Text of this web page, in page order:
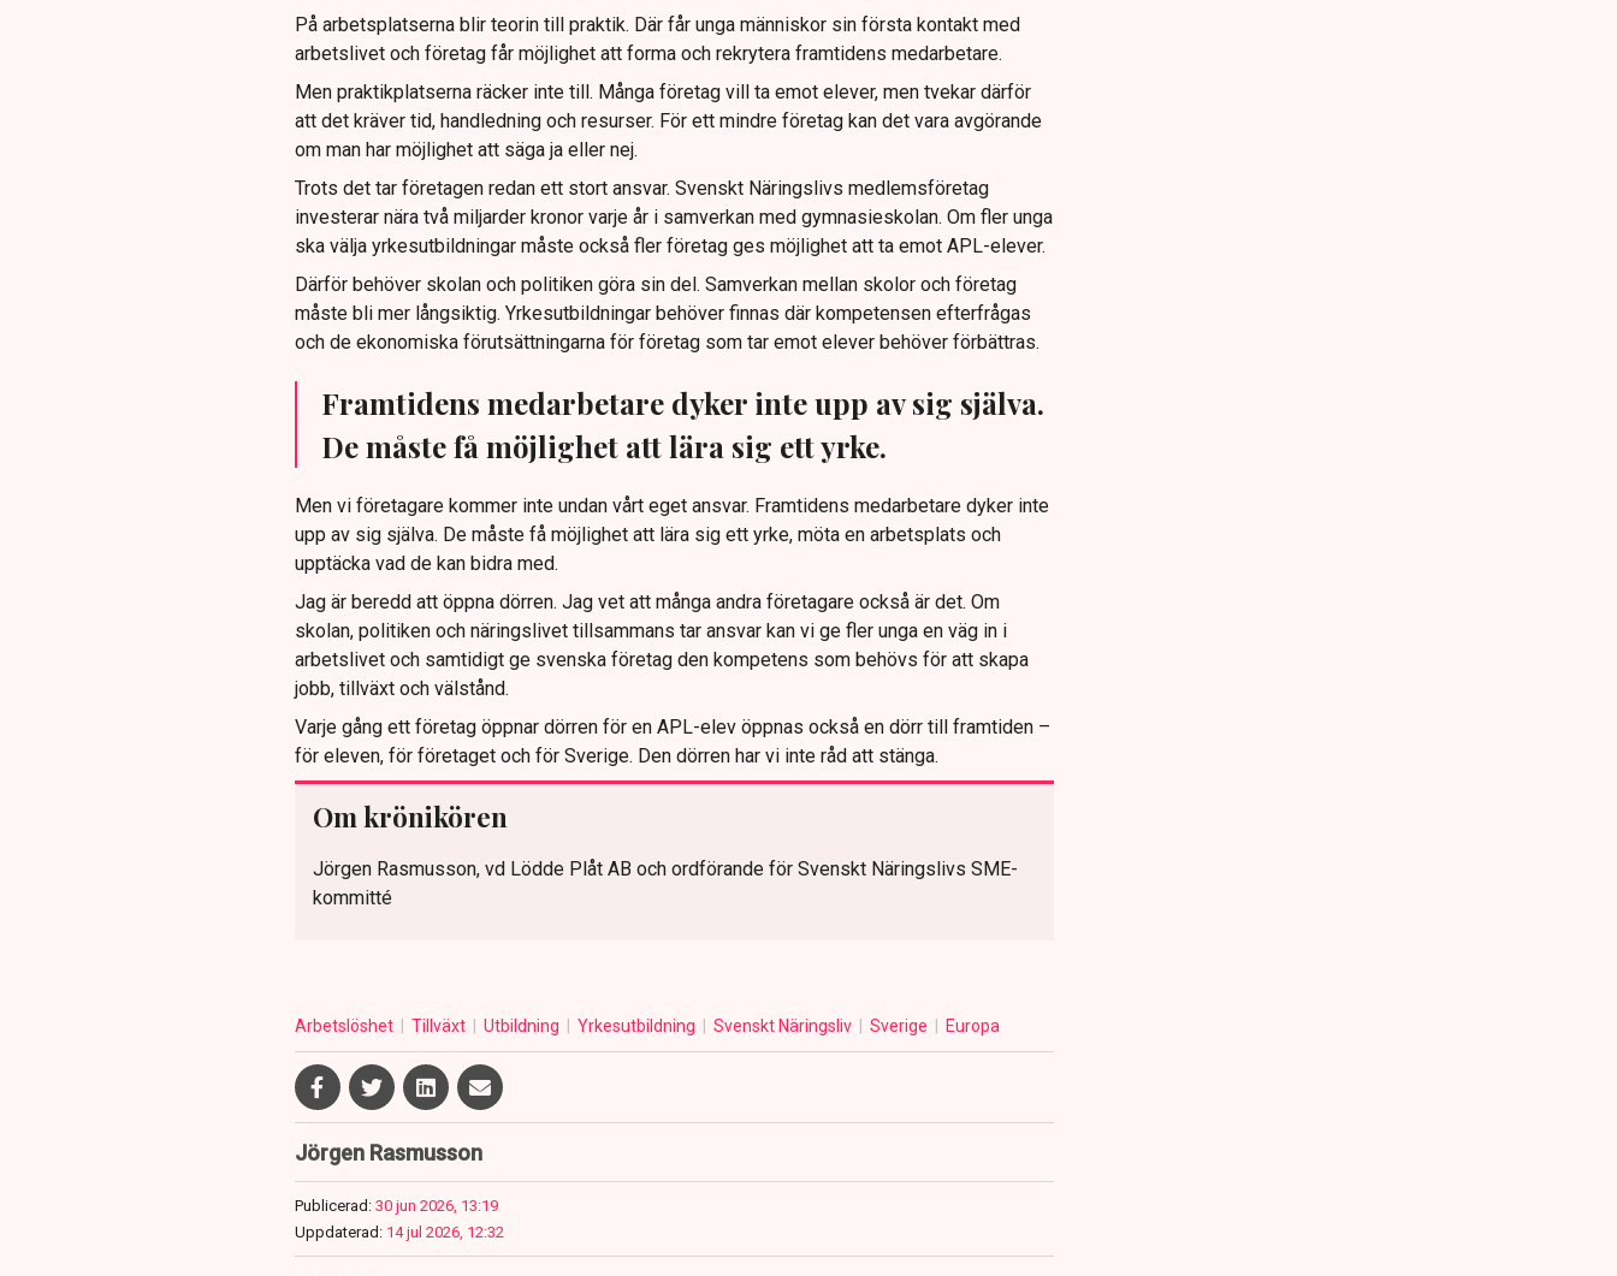
På arbetsplatserna blir teorin till praktik. Där får unga människor sin första kontakt med
arbetslivet och företag får möjlighet att forma och rekrytera framtidens medarbetare.
Men praktikplatserna räcker inte till. Många företag vill ta emot elever, men tvekar därför
att det kräver tid, handledning och resurser. För ett mindre företag kan det vara avgörande
om man har möjlighet att säga ja eller nej.
Trots det tar företagen redan ett stort ansvar. Svenskt Näringslivs medlemsföretag
investerar nära två miljarder kronor varje år i samverkan med gymnasieskolan. Om fler unga
ska välja yrkesutbildningar måste också fler företag ges möjlighet att ta emot APL-elever.
Därför behöver skolan och politiken göra sin del. Samverkan mellan skolor och företag
måste bli mer långsiktig. Yrkesutbildningar behöver finnas där kompetensen efterfrågas
och de ekonomiska förutsättningarna för företag som tar emot elever behöver förbättras.
Framtidens medarbetare dyker inte upp av sig själva.
De måste få möjlighet att lära sig ett yrke.
Men vi företagare kommer inte undan vårt eget ansvar. Framtidens medarbetare dyker inte
upp av sig själva. De måste få möjlighet att lära sig ett yrke, möta en arbetsplats och
upptäcka vad de kan bidra med.
Jag är beredd att öppna dörren. Jag vet att många andra företagare också är det. Om
skolan, politiken och näringslivet tillsammans tar ansvar kan vi ge fler unga en väg in i
arbetslivet och samtidigt ge svenska företag den kompetens som behövs för att skapa
jobb, tillväxt och välstånd.
Varje gång ett företag öppnar dörren för en APL-elev öppnas också en dörr till framtiden –
för eleven, för företaget och för Sverige. Den dörren har vi inte råd att stänga.
Om krönikören
Jörgen Rasmusson, vd Lödde Plåt AB och ordförande för Svenskt Näringslivs SME-
kommitté
Arbetslöshet Tillväxt Utbildning Yrkesutbildning Svenskt Näringsliv Sverige Europa
Jörgen Rasmusson
Publicerad: 30 jun 2026, 13:19
Uppdaterad: 14 jul 2026, 12:32